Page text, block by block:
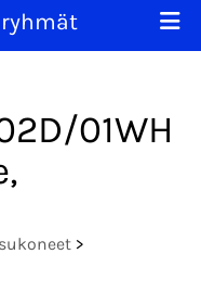
01WH
>